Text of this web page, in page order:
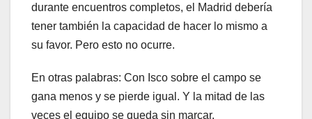
durante encuentros completos, el Madrid debería
tener también la capacidad de hacer lo mismo a
su favor. Pero esto no ocurre.
En otras palabras: Con Isco sobre el campo se
gana menos y se pierde igual. Y la mitad de las
veces el equipo se queda sin marcar.